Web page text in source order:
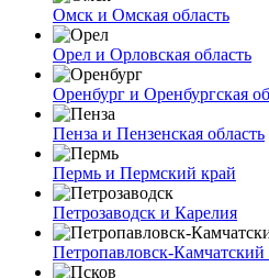
Омск и Омская область
Орел и Орловская область
Оренбург и Оренбургская
Пенза и Пензенская область
Пермь и Пермский край
Петрозаводск и Карелия
Петропавловск-